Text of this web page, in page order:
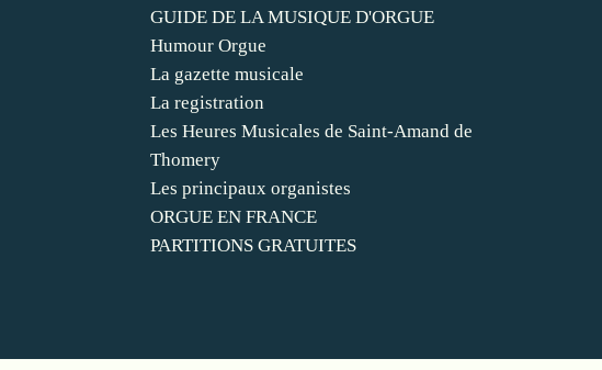
GUIDE DE LA MUSIQUE D'ORGUE
Humour Orgue
La gazette musicale
La registration
Les Heures Musicales de Saint-Amand de
Thomery
Les principaux organistes
ORGUE EN FRANCE
PARTITIONS GRATUITES